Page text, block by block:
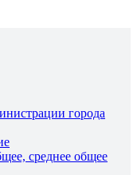
города
среднее общее